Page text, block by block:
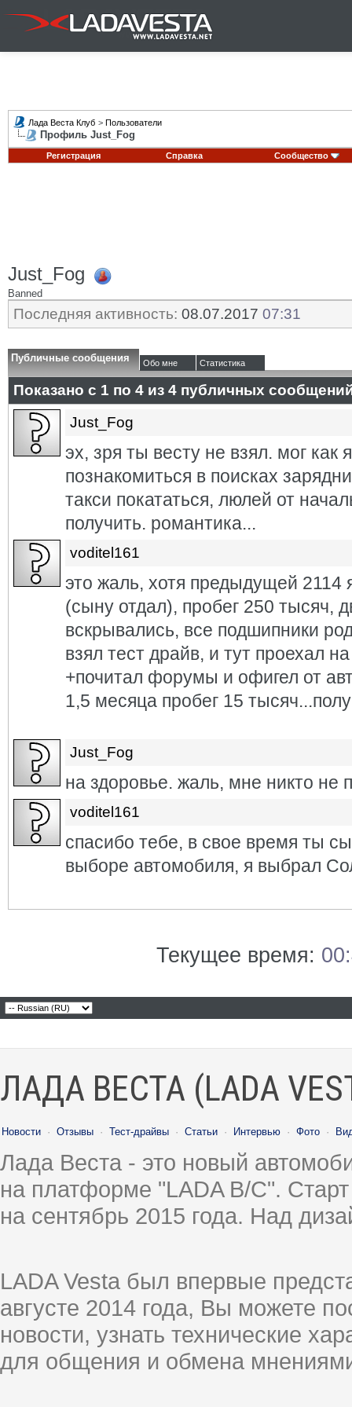
Лада Веста Клуб > Пользователи
Профиль Just_Fog
Регистрация Справка Сообщество
Just_Fog
Banned
Последняя активность: 08.07.2017 07:31
Публичные сообщения Обо мне Статистика
Показано с 1 по 4 из 4 публичных
Just_Fog
эх, зря ты весту не взял. мог как
познакомиться в поисках
такси покататься, люлей от
получить. романтика...
voditel161
это жаль, хотя предыдущей 2114
(сыну отдал), пробег 250 тысяч,
вскрывались, все подшипники
взял тест драйв, и тут проехал
+почитал форумы и офигел от
1,5 месяца пробег 15
Just_Fog
на здоровье. жаль, мне никто не
voditel161
спасибо тебе, в свое время ты
выборе автомобиля, я выбрал
Текущее время:
ЛАДА ВЕСТА (LADA
Новости · Отзывы · Тест-драйвы · Статьи · Интервью · Фото ·
Лада Веста - это новый
на платформе "LADA B/C".
на сентябрь 2015 года. Над
LADA Vesta был впервые
августе 2014 года, Вы можете
новости, узнать технические
для общения и обмена